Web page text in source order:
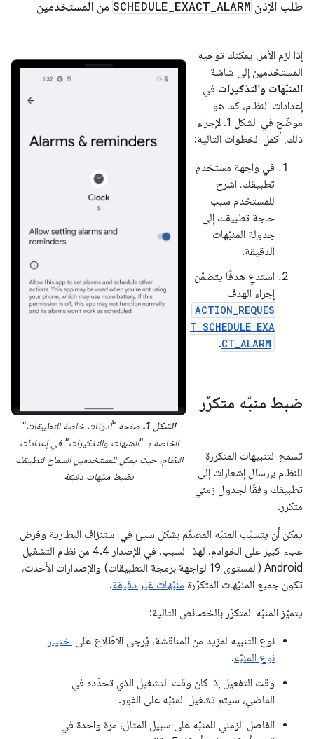
طلب الإذن SCHEDULE EXACT ALARM من المستخدمين
الشكل 1.
صفحة "أذونات خاصة للتطبيقات"
الخاصة بـ "المنبّهات والتذكيرات" في إعدادات
النظام، حيث يمكن للمستخدمين السماح لتطبيقك
بضبط منبّهات دقيقة
إذا لزم الأمر، يمكنك توجيه
المستخدمين إلى شاشة
المنبّهات والتذكيرات في
إعدادات النظام، كما هو
موضّح في الشكل 1. لإجراء
ذلك، أكمل الخطوات التالية:
في واجهة مستخدم
تطبيقك، اشرح
للمستخدم سبب
حاجة تطبيقك إلى
جدولة المنبّهات
الدقيقة.
استدعِ هدفًا يتضمّن
إجراء الهدف
ACTION_REQUES
T_SCHEDULE_EXA
CT_ALARM
.
ضبط منبّه متكرّر
تسمح التنبيهات المتكررة
للنظام بإرسال إشعارات إلى
تطبيقك وفقًا لجدول زمني
متكرر.
يمكن أن يتسبّب المنبّه المصمَّم بشكل سيئ في استنزاف البطارية وفرض
عبء كبير على الخوادم. لهذا السبب، في الإصدار 4.4 من نظام التشغيل
Android (المستوى 19 لواجهة برمجة التطبيقات) والإصدارات الأحدث،
تكون جميع المنبّهات المتكرّرة منبّهات غير دقيقة.
يتميّز المنبّه المتكرّر بالخصائص التالية:
نوع التنبيه لمزيد من المناقشة، يُرجى الاطّلاع على اختيار
نوع المنبّه.
وقت التفعيل إذا كان وقت التشغيل الذي تحدّده في
الماضي، سيتم تشغيل المنبّه على الفور.
الفاصل الزمني للمنبّه على سبيل المثال، مرة واحدة في